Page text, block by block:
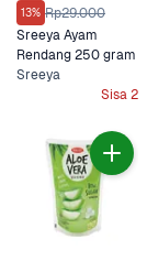
13% Rp29.000
Sreeya Ayam
Rendang 250 gram
Sreeya
Sisa 2